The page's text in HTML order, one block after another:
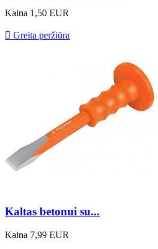
Kaina 1,50 EUR
 Greita peržiūra
Kaltas betonui su...
Kaina 7,99 EUR